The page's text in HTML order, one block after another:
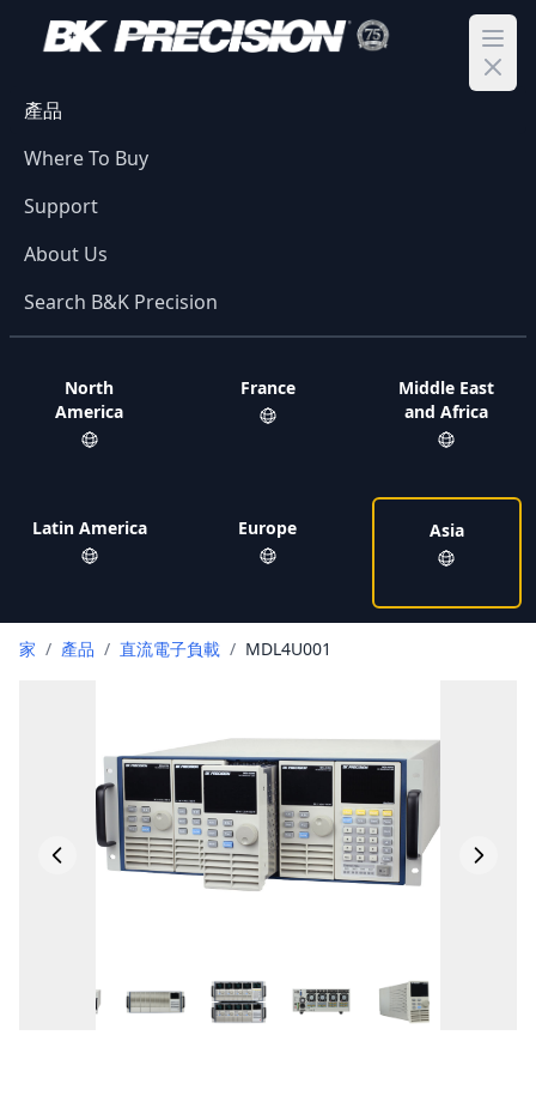
產品
Where To Buy
Support
About Us
Search B&K Precision
North
America
Latin America
France
Europe
Middle East
and Africa
Asia
家 / 產品 / 直流電子負載 / MDL4U001